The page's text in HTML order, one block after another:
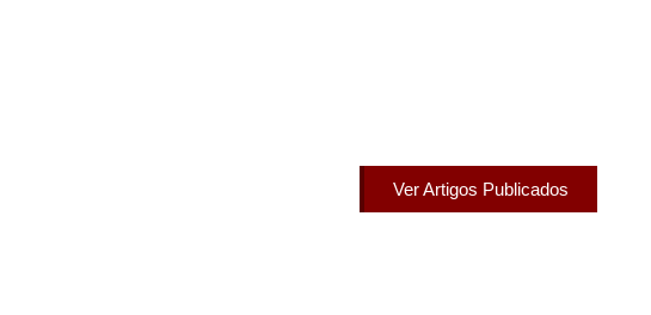
Ver Artigos Publicados